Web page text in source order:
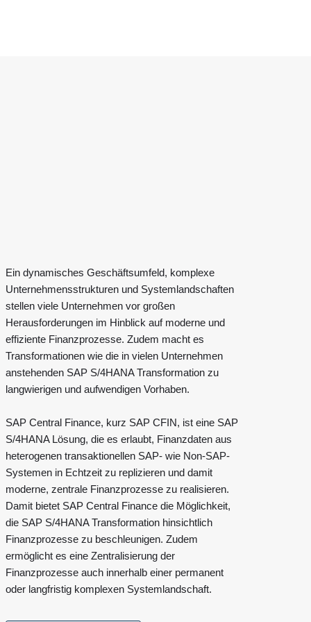
Ein dynamisches Geschäftsumfeld, komplexe
Unternehmensstrukturen und Systemlandschaften
stellen viele Unternehmen vor großen
Herausforderungen im Hinblick auf moderne und
effiziente Finanzprozesse. Zudem macht es
Transformationen wie die in vielen Unternehmen
anstehenden SAP S/4HANA Transformation zu
langwierigen und aufwendigen Vorhaben.
SAP Central Finance, kurz SAP CFIN, ist eine SAP
S/4HANA Lösung, die es erlaubt, Finanzdaten aus
heterogenen transaktionellen SAP- wie Non-SAP-
Systemen in Echtzeit zu replizieren und damit
moderne, zentrale Finanzprozesse zu realisieren.
Damit bietet SAP Central Finance die Möglichkeit,
die SAP S/4HANA Transformation hinsichtlich
Finanzprozesse zu beschleunigen. Zudem
ermöglicht es eine Zentralisierung der
Finanzprozesse auch innerhalb einer permanent
oder langfristig komplexen Systemlandschaft.